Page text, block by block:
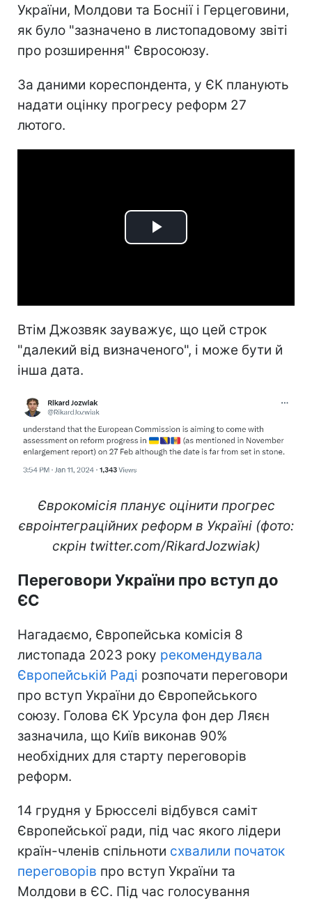
України, Молдови та Боснії і Герцеговини,
як було "зазначено в листопадовому звіті
про розширення" Євросоюзу.
За даними кореспондента, у ЄК планують
надати оцінку прогресу реформ 27
лютого.
Play
Втім Джозвяк зауважує, що цей строк
"далекий від визначеного", і може бути й
інша дата.
Єврокомісія планує оцінити прогрес
євроінтеграційних реформ в Україні (фото:
скрін twitter.com/RikardJozwiak)
Переговори України про вступ до
ЄС
Нагадаємо, Європейська комісія 8
листопада 2023 року рекомендувала
Європейській Раді розпочати переговори
про вступ України до Європейського
союзу. Голова ЄК Урсула фон дер Ляєн
зазначила, що Київ виконав 90%
необхідних для старту переговорів
реформ.
14 грудня у Брюсселі відбувся саміт
Європейської ради, під час якого лідери
країн-членів спільноти схвалили початок
переговорів про вступ України та
Молдови в ЄС. Під час голосування